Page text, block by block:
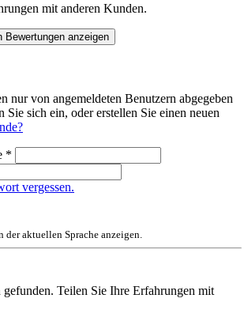
mit anderen Kunden.
Bewertungen anzeigen
nur von angemeldeten Benutzern abgegeben
Sie sich ein, oder erstellen Sie einen neuen
*
vergessen.
der aktuellen Sprache anzeigen.
Teilen Sie Ihre Erfahrungen mit